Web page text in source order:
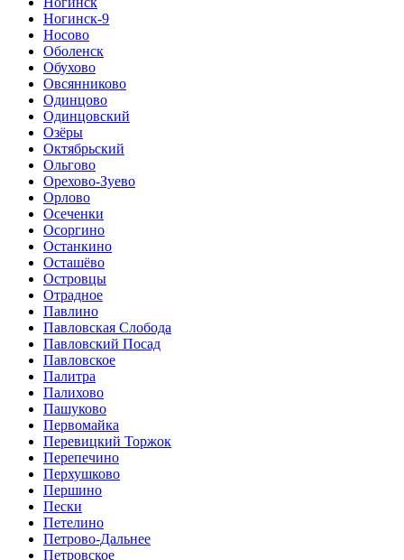
Ногинск-9
Носово
Оболенск
Обухово
Овсянниково
Одинцово
Одинцовский
Озёры
Октябрьский
Ольгово
Орехово-Зуево
Орлово
Осеченки
Осоргино
Останкино
Осташёво
Островцы
Отрадное
Павлино
Павловская Слобода
Павловский Посад
Павловское
Палитра
Палихово
Пашуково
Первомайка
Перевицкий Торжок
Перепечино
Перхушково
Першино
Пески
Петелино
Петрово-Дальнее
Петровское